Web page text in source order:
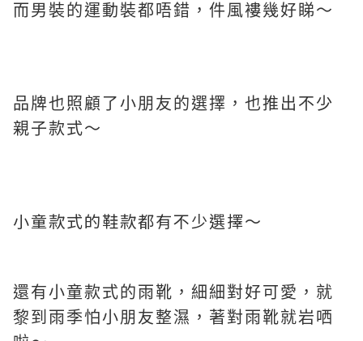
而男裝的運動裝都唔錯，件風褸幾好睇～
品牌也照顧了小朋友的選擇，也推出不少
親子款式～
小童款式的鞋款都有不少選擇～
還有小童款式的雨靴，細細對好可愛，就
黎到雨季怕小朋友整濕，著對雨靴就岩哂